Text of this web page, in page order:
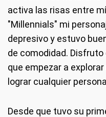
activa las risas entre
"Millennials" mi
depresivo y estuvo
de comodidad.
que empezar a
lograr cualquier
Desde que tuvo su